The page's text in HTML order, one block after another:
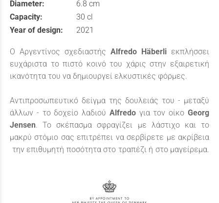
Diameter:
6.8 cm
Capacity:
30 cl
Year of design:
2021
O Αργεντίνος σχεδιαστής Alfredo Häberli εκπλήσσει
ευχάριστα το πιστό κοινό του χάρις στην εξαιρετική
ικανότητα του να δημιουργεί ελκυστικές φόρμες.
Αντιπροσωπευτικό δείγμα της δουλειάς του - μεταξύ
άλλων - το δοχείο λαδιού Alfredoγια τον οίκοGeorg
Jensen. Το σκέπασμα σφραγίζει με λάστιχο και το
μακρύ στόμιο σας επιτρέπει να σερβίρετε με ακρίβεια
την επιθυμητή ποσότητα στο τραπέζι ή στο μαγείρεμα.